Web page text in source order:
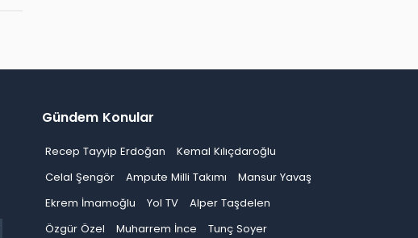
Gündem Konular
Recep Tayyip Erdoğan
Kemal Kılıçdaroğlu
Celal Şengör
Ampute Milli Takımı
Mansur Yavaş
Ekrem İmamoğlu
Yol TV
Alper Taşdelen
Özgür Özel
Muharrem İnce
Tunç Soyer